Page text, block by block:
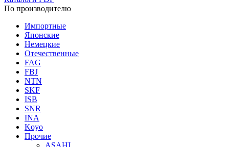
По производителю
Импортные
Японские
Немецкие
Отечественные
FAG
FBJ
NTN
SKF
ISB
SNR
INA
Koyo
Прочие
ASAHI